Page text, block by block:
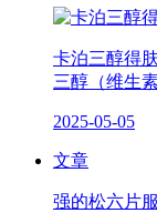
卡泊三醇得
三醇（维生
2025-05-05
文章
强的松六片